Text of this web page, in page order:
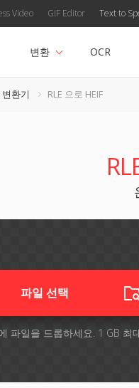
Video GIF Editor Text to
변환 OCR
변환기 RLE 으로 HEIF
파일 선택
파일을 드롭하세요. 1 GB 최